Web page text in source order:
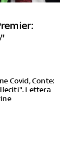
Covid, Conte:
Lettera